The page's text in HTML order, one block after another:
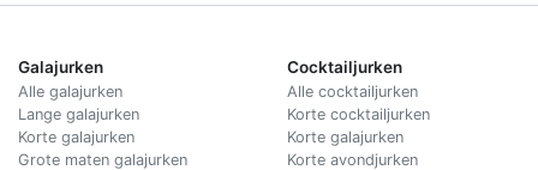
Galajurken
Alle galajurken
Lange galajurken
Korte galajurken
Grote maten galajurken
Cocktailjurken
Alle cocktailjurken
Korte cocktailjurken
Korte galajurken
Korte avondjurken